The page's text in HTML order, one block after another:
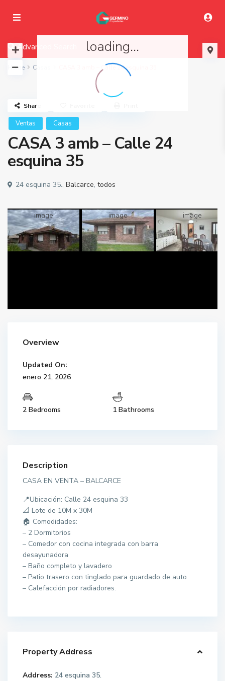
loading...
Advanced Search
Home Casas CASA 3 amb – Calle 24 esquina 35
Ventas Casas
CASA 3 amb – Calle 24
esquina 35
24 esquina 35., Balcarce, todos
Share
Overview
Updated On:
enero 21, 2026
2 Bedrooms 1 Bathrooms
Description
CASA EN VENTA – BALCARCE
📍Ubicación: Calle 24 esquina 33
📐 Lote de 10M x 30M
🏠 Comodidades:
– 2 Dormitorios
– Comedor con cocina integrada con barra
desayunadora
– Baño completo y lavadero
– Patio trasero con tinglado para guardado de auto
– Calefacción por radiadores.
Property Address
Address: 24 esquina 35.